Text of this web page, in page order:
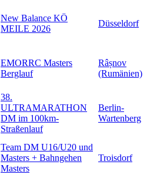
New Balance KÖ
MEILE 2026
Düsseldorf
EMORRC Masters
Berglauf
Râșnov
(Rumänien)
38.
ULTRAMARATHON
DM im 100km-
Straßenlauf
Berlin-
Wartenberg
Team DM U16/U20 und
Masters + Bahngehen
Masters
Troisdorf